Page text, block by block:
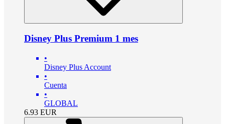
Disney Plus Premium 1 mes
•
Disney Plus Account
•
Cuenta
•
GLOBAL
6.93 EUR